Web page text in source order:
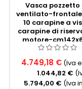
Vasca
ventilato-frontale
10 carapine a
carapine di
motore-
4.749,18 € (Iva
1.044,82 €
5.794,00 € (Iva